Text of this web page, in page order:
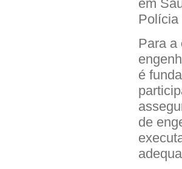
em
Polícia
Para a
é
de